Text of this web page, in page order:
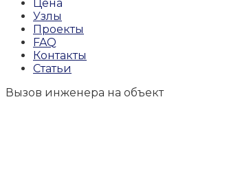
Цена
Узлы
Проекты
FAQ
Контакты
Статьи
Вызов инженера на объект